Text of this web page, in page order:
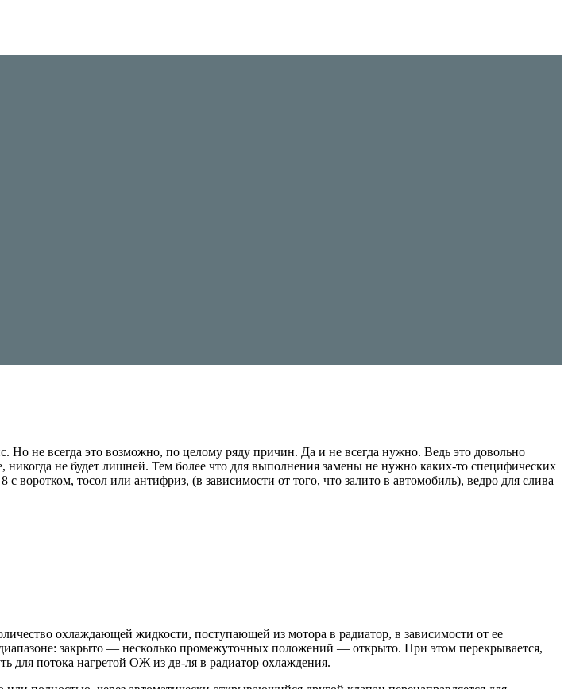
Но не всегда это возможно, по целому ряду причин. Да и не всегда нужно. Ведь это довольно
не будет лишней. Тем более что для выполнения замены не нужно каких-то специфических
воротком, тосол или антифриз, (в зависимости от того, что залито в автомобиль), ведро для слива
охлаждающей жидкости, поступающей из мотора в радиатор, в зависимости от ее
закрыто — несколько промежуточных положений — открыто. При этом перекрывается,
для потока нагретой ОЖ из дв-ля в радиатор охлаждения.